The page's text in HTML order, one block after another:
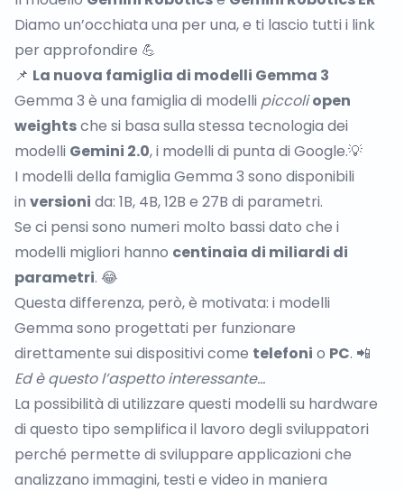
Diamo un’occhiata una per una, e ti lascio tutti i link
per approfondire 💪
📌 La nuova famiglia di modelli Gemma 3
Gemma 3 è una famiglia di modelli piccoli open
weightsche si basa sulla stessa tecnologia dei
modelli Gemini 2.0, i modelli di punta di Google.💡
I modelli della famiglia Gemma 3 sono disponibili
in versioni da: 1B, 4B, 12B e 27B di parametri.
Se ci pensi sono numeri molto bassi dato che i
modelli migliori hanno centinaia di miliardi di
parametri. 😂
Questa differenza, però, è motivata: i modelli
Gemma sono progettati per funzionare
direttamente sui dispositivi come telefoni o PC. 📲
Ed è questo l’aspetto interessante…
La possibilità di utilizzare questi modelli su hardware
di questo tipo semplifica il lavoro degli sviluppatori
perché permette di sviluppare applicazioni che
analizzano immagini, testi e video in maniera